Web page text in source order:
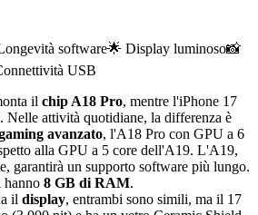
software🌟 Display luminoso📸
USB
il chip A18 Pro, mentre l'iPhone 17
. Nelle attività quotidiane, la differenza è
avanzato, l'A18 Pro con GPU a 6
alla GPU a 5 core dell'A19. L'A19,
garantirà un supporto software più lungo.
hanno 8 GB di RAM.
il display, entrambi sono simili, ma il 17